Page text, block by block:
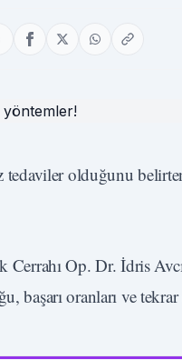
tedaviler olduğunu
Op. Dr. İdris
oranları ve